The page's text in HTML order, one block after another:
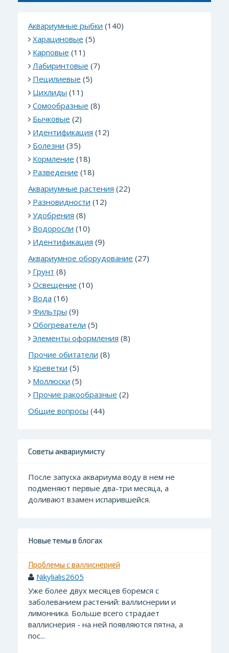
Аквариумные рыбки (140)
Харациновые (5)
Карповые (11)
Лабиринтовые (7)
Пецилиевые (5)
Цихлиды (11)
Сомообразные (8)
Бычковые (2)
Идентификация (12)
Болезни (35)
Кормление (18)
Разведение (18)
Аквариумные растения (22)
Разновидности (12)
Удобрения (8)
Водоросли (10)
Идентификация (9)
Аквариумное оборудование (27)
Грунт (8)
Освещение (10)
Вода (16)
Фильтры (9)
Обогреватели (5)
Элементы оформления (8)
Прочие обитатели (8)
Креветки (5)
Моллюски (5)
Прочие ракообразные (2)
Общие вопросы (44)
Советы аквариумисту
После запуска аквариума воду в нем не
подменяют первые два-три месяца, а
доливают взамен испарившейся.
Новые темы в блогах
Проблемы с валлиснерией
Nikylialis2605
Уже более двух месяцев боремся с
заболеванием растений: валлиснерии и
лимонника. Больше всего страдает
валлиснерия - на ней появляются пятна, а
пос...